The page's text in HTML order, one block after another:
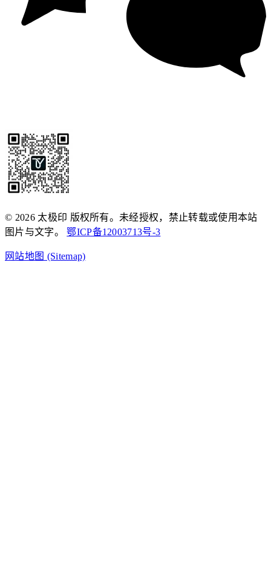
© 2026 太极印 版权所有。未经授权，禁止转载或使用本站
图片与文字。鄂ICP备12003713号-3
网站地图 (Sitemap)